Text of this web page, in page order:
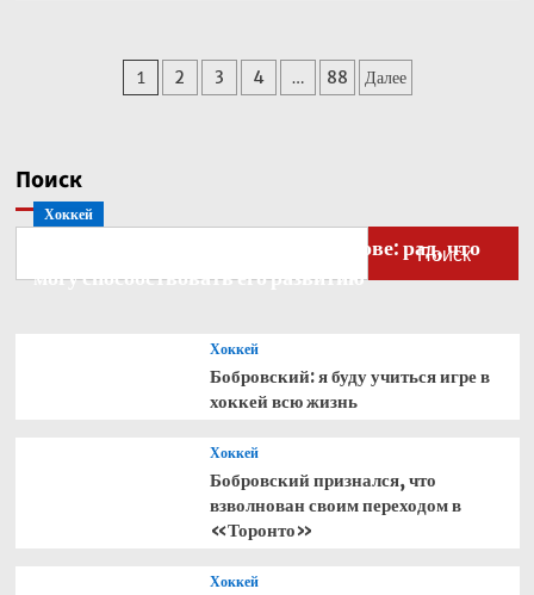
сборной
Кабо-
Пагинация
1 2 3 4 … 88 Далее
Поиск
Поиск
Хоккей
Бобровский — о голкипере Ахтямове: рад, что
могу способствовать его развитию
Хоккей
Бобровский: я буду учиться игре в
хоккей всю жизнь
Хоккей
Бобровский признался, что
взволнован своим переходом в
«Торонто»
Хоккей